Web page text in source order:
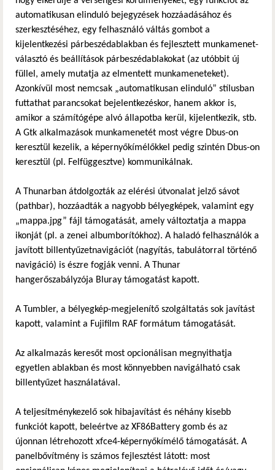
automatikusan elinduló bejegyzések hozzáadásához és
szerkesztéséhez, egy felhasználó váltás gombot a
kijelentkezési párbeszédablakban és fejlesztett munkamenet-
választó és beállítások párbeszédablakokat (az utóbbit új
füllel, amely mutatja az elmentett munkameneteket).
Azonkívül most nemcsak „automatikusan elinduló” stílusban
futtathat parancsokat bejelentkezéskor, hanem akkor is,
amikor a számítógépe alvó állapotba kerül, kijelentkezik, stb.
A Gtk alkalmazások munkamenetét most végre Dbus-on
keresztül kezelik, a képernyőkímélőkkel pedig szintén Dbus-on
keresztül (pl. Felfüggesztve) kommunikálnak.
A Thunarban átdolgozták az elérési útvonalat jelző sávot
(pathbar), hozzáadták a nagyobb bélyegképek, valamint egy
„mappa.jpg” fájl támogatását, amely változtatja a mappa
ikonját (pl. a zenei albumborítókhoz). A haladó felhasználók a
javított billentyűzetnavigációt (nagyítás, tabulátorral történő
navigáció) is észre fogják venni. A Thunar
hangerőszabályzója Bluray támogatást kapott.
A Tumbler, a bélyegkép-megjelenítő szolgáltatás sok javítást
kapott, valamint a Fujifilm RAF formátum támogatását.
Az alkalmazás keresőt most opcionálisan megnyithatja
egyetlen ablakban és most könnyebben navigálható csak
billentyűzet használatával.
A teljesítménykezelő sok hibajavítást és néhány kisebb
funkciót kapott, beleértve az XF86Battery gomb és az
újonnan létrehozott xfce4-képernyőkímélő támogatását. A
panelbővítmény is számos fejlesztést látott: most